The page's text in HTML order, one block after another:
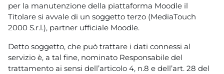
per la manutenzione della piattaforma Moodle il
Titolare si avvale di un soggetto terzo (MediaTouch
2000 S.r.l.), partner ufficiale Moodle.
Detto soggetto, che può trattare i dati connessi al
servizio è, a tal fine, nominato Responsabile del
trattamento ai sensi dell’articolo 4, n.8 e dell’art. 28 del